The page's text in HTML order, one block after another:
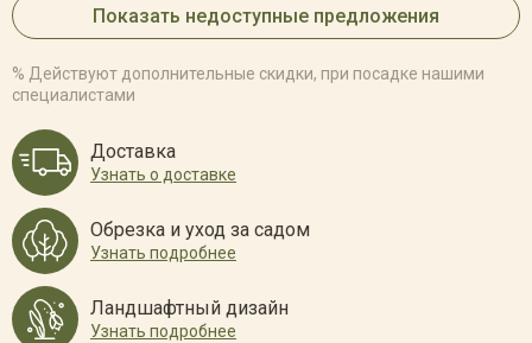
Показать недоступные предложения
% Действуют дополнительные скидки, при посадке нашими
специалистами
Доставка
Узнать о доставке
Обрезка и уход за садом
Узнать подробнее
Ландшафтный дизайн
Узнать подробнее